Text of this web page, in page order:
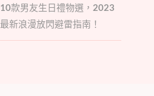
10款男友生日禮物選， 2023
最新浪漫放閃避雷指南！